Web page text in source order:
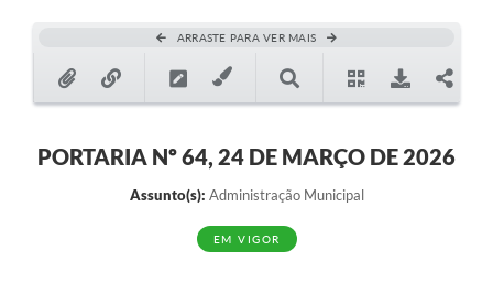
ARRASTE PARA VER MAIS
PORTARIA Nº 64, 24 DE MARÇO DE 2026
Assunto(s): Administração Municipal
EM VIGOR